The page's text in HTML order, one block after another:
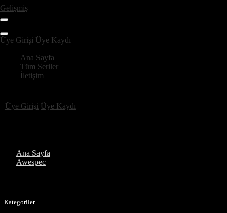
Gelişmiş
Üye Girişi Üye Kaydı
Ana Sayfa
Tüm Seriler
İletişim
Üye Girişi Üye Kaydı
Ana Sayfa
Awespec
Kategoriler